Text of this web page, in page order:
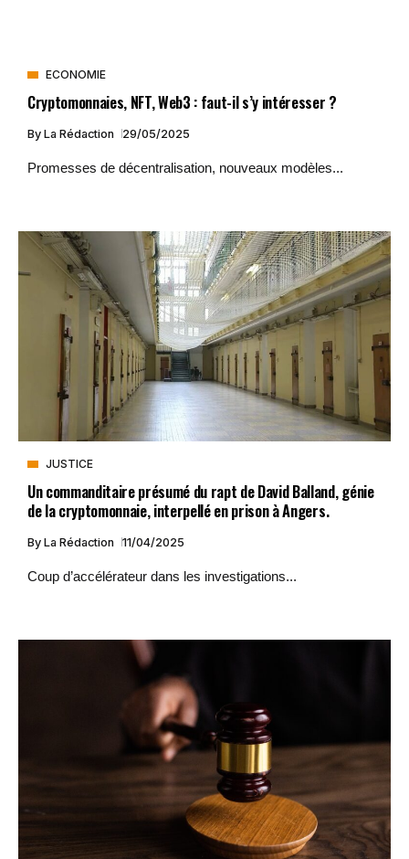
ECONOMIE
Cryptomonnaies, NFT, Web3 : faut-il s’y intéresser ?
By La Rédaction 29/05/2025
Promesses de décentralisation, nouveaux modèles...
JUSTICE
Un commanditaire présumé du rapt de David Balland, génie
de la cryptomonnaie, interpellé en prison à Angers.
By La Rédaction 11/04/2025
Coup d’accélérateur dans les investigations...